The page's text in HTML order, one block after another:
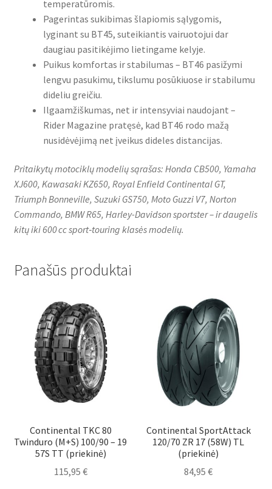
temperatūromis.
Pagerintas sukibimas šlapiomis sąlygomis,
lyginant su BT45, suteikiantis vairuotojui dar
daugiau pasitikėjimo lietingame kelyje.
Puikus komfortas ir stabilumas – BT46 pasižymi
lengvu pasukimu, tikslumu posūkiuose ir stabilumu
dideliu greičiu.
Ilgaamžiškumas, net ir intensyviai naudojant –
Rider Magazine pratęsė, kad BT46 rodo mažą
nusidėvėjimą net įveikus dideles distancijas.
Pritaikytų motociklų modelių sąrašas: Honda CB500, Yamaha
XJ600, Kawasaki KZ650, Royal Enfield Continental GT,
Triumph Bonneville, Suzuki GS750, Moto Guzzi V7, Norton
Commando, BMW R65, Harley-Davidson sportster – ir daugelis
kitų iki 600 cc sport‑touring klasės modelių.
Panašūs produktai
Continental TKC 80
Twinduro (M+S) 100/90 – 19
57S TT (priekinė)
115,95 €
Continental SportAttack
120/70 ZR 17 (58W) TL
(priekinė)
84,95€